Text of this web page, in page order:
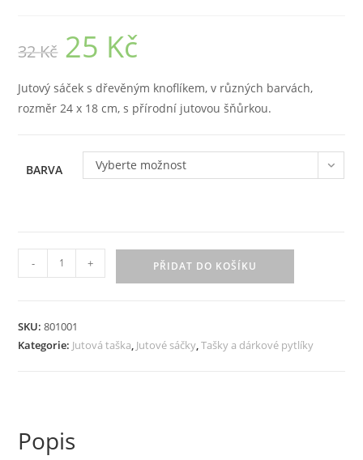
32Kč 25 Kč
Jutový sáček s dřevěným knoflíkem, v různých barvách,
rozměr 24 x 18 cm, s přírodní jutovou šňůrkou.
BARVA Vyberte možnost
Barevná
jutová
dřevěným
- + PŘIDAT DO KOŠÍKU
SKU:801001
Kategorie: Jutová taška, Jutové sáčky,Tašky a dárkové pytlíky
Popis